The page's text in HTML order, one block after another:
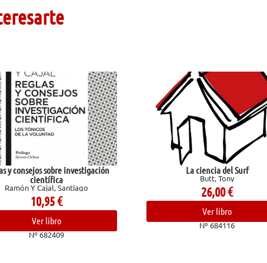
La ciencia del Surf
Butt, Tony
26,00€
Ver libro
Nº 684116
Amiga mía
Congosto, Raquel
14,00
Ver libro
Nº 682678